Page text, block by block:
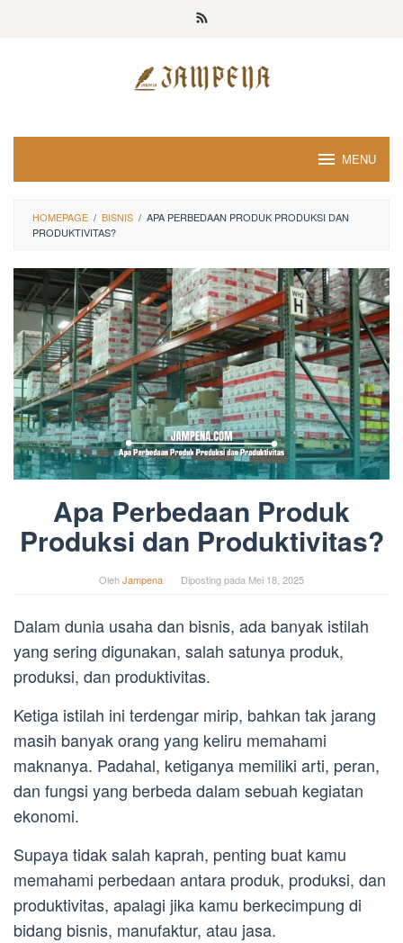
MENU
HOMEPAGE / BISNIS / APA PERBEDAAN PRODUK PRODUKSI DAN
PRODUKTIVITAS?
Apa Perbedaan Produk
Produksi dan Produktivitas?
OlehJampena Diposting pada Mei 18, 2025
Dalam dunia usaha dan bisnis, ada banyak istilah
yang sering digunakan, salah satunya produk,
produksi, dan produktivitas.
Ketiga istilah ini terdengar mirip, bahkan tak jarang
masih banyak orang yang keliru memahami
maknanya. Padahal, ketiganya memiliki arti, peran,
dan fungsi yang berbeda dalam sebuah kegiatan
ekonomi.
Supaya tidak salah kaprah, penting buat kamu
memahami perbedaan antara produk, produksi, dan
produktivitas, apalagi jika kamu berkecimpung di
bidang bisnis, manufaktur, atau jasa.